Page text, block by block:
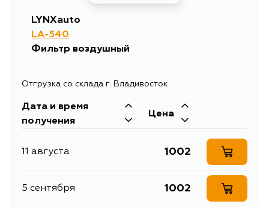
LYNXauto
LA-540
Фильтр воздушный
Отгрузка со склада г. Владивосток
Дата и время
получения
Цена
11 августа 1002
5 сентября 1002